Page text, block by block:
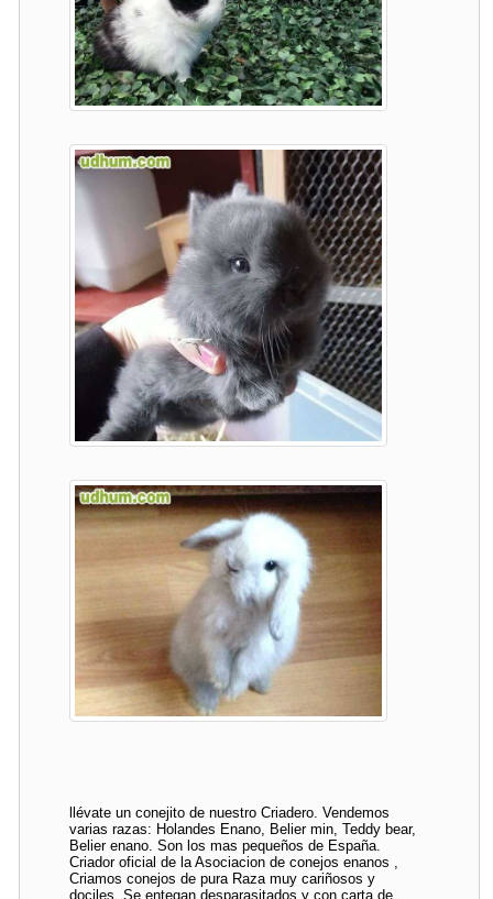
llévate un conejito de nuestro Criadero. Vendemos
varias razas: Holandes Enano, Belier min, Teddy bear,
Belier enano. Son los mas pequeños de España.
Criador oficial de la Asociacion de conejos enanos ,
Criamos conejos de pura Raza muy cariñosos y
dociles. Se entegan desparasitados y con carta de